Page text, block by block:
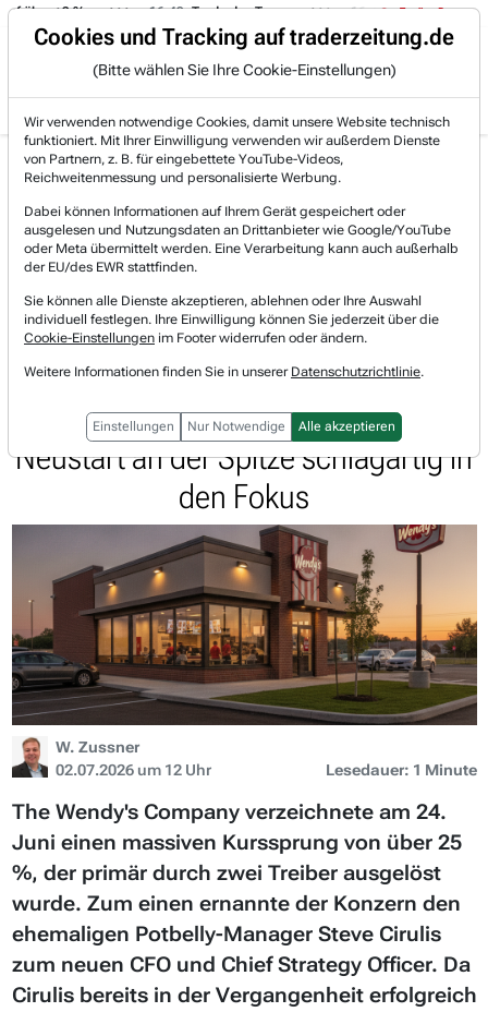
Trading-Room
über +3 %. 16:49 Trade des Tages 16:44 Trade des Tages
Gratis Account Login
Jetzt registrieren und gratis Artikel lesen.
Bereits bei TraderFox registriert? Jetzt anmelden!
Home Lists & Rankings
Pivotal-Points
Pivotal-Point Nachverfolgung The Wendys Company (W...
Wendy's Company Watchlist
Pivotal-Point Nachverfolgung The
Wendys Company (WEN): Fast-
Food-Kette rückt nach personellem
Neustart an der Spitze schlagartig in
den Fokus
W. Zussner
02.07.2026 um 12 Uhr
Lesedauer: 1 Minute
The Wendy's Company verzeichnete am 24.
Juni einen massiven Kurssprung von über 25
%, der primär durch zwei Treiber ausgelöst
wurde. Zum einen ernannte der Konzern den
ehemaligen Potbelly-Manager Steve Cirulis
zum neuen CFO und Chief Strategy Officer. Da
Cirulis bereits in der Vergangenheit erfolgreich
Cookies und Tracking auf traderzeitung.de
(Bitte wählen Sie Ihre Cookie-Einstellungen)
Wir verwenden notwendige Cookies, damit unsere Website technisch
funktioniert. Mit Ihrer Einwilligung verwenden wir außerdem Dienste
von Partnern, z. B. für eingebettete YouTube-Videos,
Reichweitenmessung und personalisierte Werbung.
Dabei können Informationen auf Ihrem Gerät gespeichert oder
ausgelesen und Nutzungsdaten an Drittanbieter wie Google/YouTube
oder Meta übermittelt werden. Eine Verarbeitung kann auch außerhalb
der EU/des EWR stattfinden.
Sie können alle Dienste akzeptieren, ablehnen oder Ihre Auswahl
individuell festlegen. Ihre Einwilligung können Sie jederzeit über die
Cookie-Einstellungen im Footer widerrufen oder ändern.
Weitere Informationen finden Sie in unserer Datenschutzrichtlinie.
Einstellungen Nur Notwendige Alle akzeptieren